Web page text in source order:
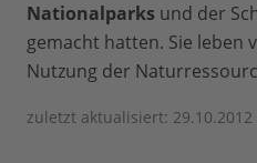
Nationalparks und der
gemacht hatten. Sie leben
Nutzung der
zuletzt aktualisiert: 29.10.2012